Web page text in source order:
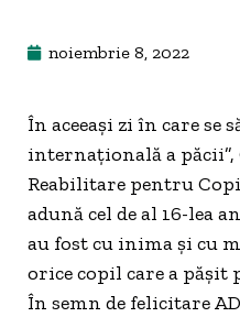
noiembrie 8, 2022
În aceeași zi în care se
internațională a
Reabilitare pentru
adună cel de al 16-lea
au fost cu inima și cu
orice copil care a pășit
În semn de felicitare